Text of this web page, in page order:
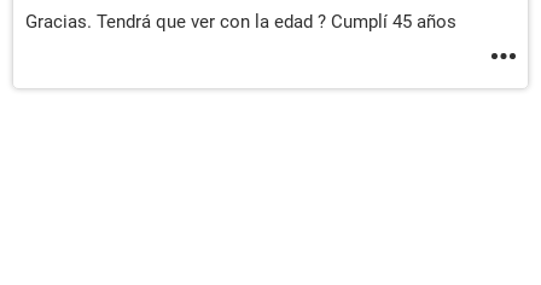
Gracias. Tendrá que ver con la edad ? Cumplí 45 años